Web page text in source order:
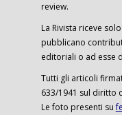
review.
La Rivista riceve
pubblicano
editoriali o ad esse
Tutti gli articoli
633/1941 sul diritto
Le foto presenti su